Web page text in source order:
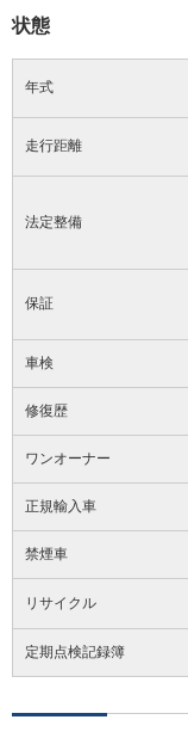
状態
年式
走行距離
法定整備
保証
車検
修復歴
ワンオーナー
正規輸入車
禁煙車
リサイクル
定期点検記録簿